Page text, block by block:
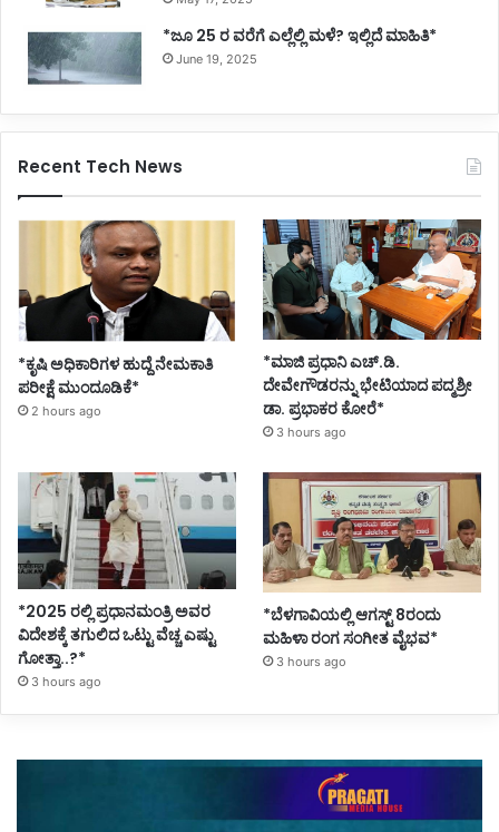
*ಜೂ 25 ರ ವರೆಗೆ ಎಲ್ಲೆಲ್ಲಿ ಮಳೆ? ಇಲ್ಲಿದೆ ಮಾಹಿತಿ*
June 19, 2025
Recent Tech News
*ಕೃಷಿ ಅಧಿಕಾರಿಗಳ ಹುದ್ದೆ ನೇಮಕಾತಿ
ಪರೀಕ್ಷೆ ಮುಂದೂಡಿಕೆ*
2 hours ago
*ಮಾಜಿ ಪ್ರಧಾನಿ ಎಚ್.ಡಿ.
ದೇವೇಗೌಡರನ್ನು ಭೇಟಿಯಾದ ಪದ್ಮಶ್ರೀ
ಡಾ. ಪ್ರಭಾಕರ ಕೋರೆ*
3 hours ago
*2025 ರಲ್ಲಿ ಪ್ರಧಾನಮಂತ್ರಿ ಅವರ
ವಿದೇಶಕ್ಕೆ ತಗುಲಿದ ಒಟ್ಟು ವೆಚ್ಚ ಎಷ್ಟು
ಗೋತ್ತಾ..?*
3 hours ago
*ಬೆಳಗಾವಿಯಲ್ಲಿ ಆಗಸ್ಟ್ 8ರಂದು
ಮಹಿಳಾ ರಂಗ ಸಂಗೀತ ವೈಭವ*
3 hours ago